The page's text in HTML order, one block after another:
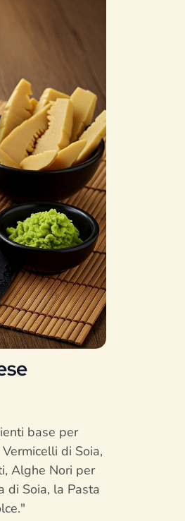
base per
di Soia,
Alghe Nori per
di Soia, la Pasta